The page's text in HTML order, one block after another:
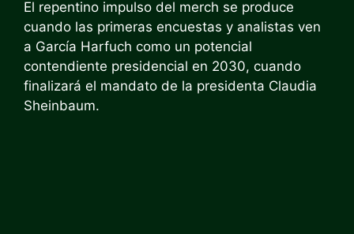
El repentino impulso del merch se produce
cuando las primeras encuestas y analistas ven
a García Harfuch como un potencial
contendiente presidencial en 2030, cuando
finalizará el mandato de la presidenta Claudia
Sheinbaum.